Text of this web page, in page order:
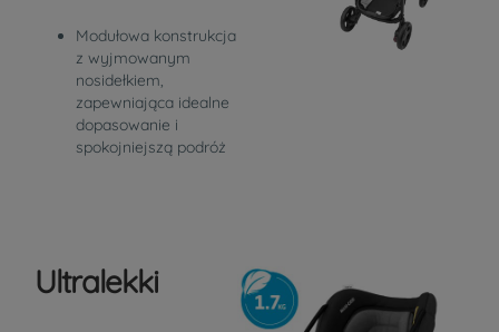
Modułowa konstrukcja
z wyjmowanym
nosidełkiem,
zapewniająca idealne
dopasowanie i
spokojniejszą podróż
Ultralekki